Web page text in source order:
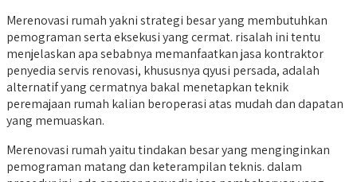
Merenovasi rumah yakni strategi besar yang membutuhkan
pemograman serta eksekusi yang cermat. risalah ini tentu
menjelaskan apa sebabnya memanfaatkan jasa kontraktor
penyedia servis renovasi, khususnya qyusi persada, adalah
alternatif yang cermatnya bakal menetapkan teknik
peremajaan rumah kalian beroperasi atas mudah dan dapatan
yang memuaskan.
Merenovasi rumah yaitu tindakan besar yang menginginkan
pemograman matang dan keterampilan teknis. dalam